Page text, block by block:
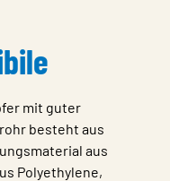
mit guter
besteht aus
aus
Polyethylene,